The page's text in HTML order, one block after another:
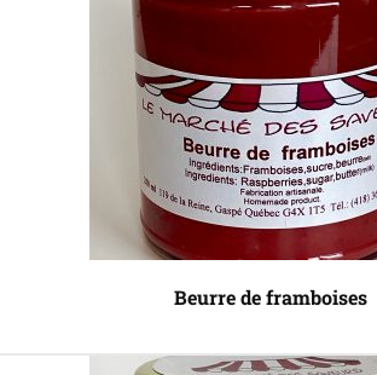
Beurre de framboises